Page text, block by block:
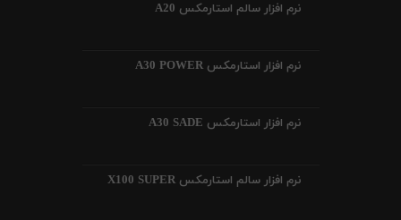
نرم افزار سالم استارمکس A20
نرم افزار استارمکس A30 POWER
نرم افزار استارمکس A30 SADE
نرم افزار سالم استارمکس X100 SUPER